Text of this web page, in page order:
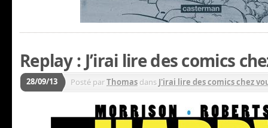
Replay : J’irai lire des comics
28/09/13 Posté parThomas dans J'irai lire des comics chez